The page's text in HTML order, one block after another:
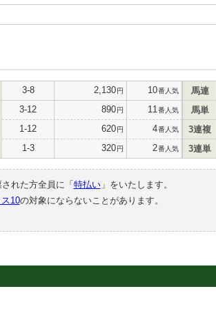
3-8 2,130円 10番人気
3-12 890円 11 番人気
1-12 620円 4番人気
1-3 320円 2番人気
馬連
馬単
3連複
3連単
れた方全員に「 特払い」をいたします。
10の対象にならないことがあります。